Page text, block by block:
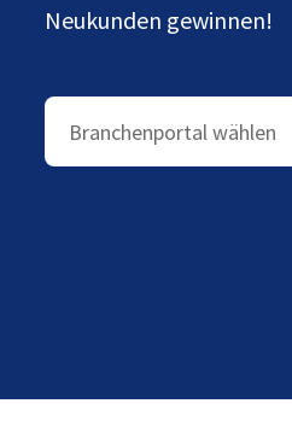
Neukunden gewinnen!
Branchenportal wählen